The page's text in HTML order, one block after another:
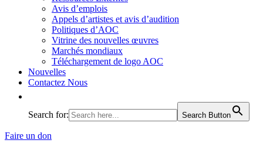
Avis d’emplois
Appels d’artistes et avis d’audition
Politiques d’AOC
Vitrine des nouvelles œuvres
Marchés mondiaux
Téléchargement de logo AOC
Nouvelles
Contactez Nous
Search for: Search Button
Faire un don